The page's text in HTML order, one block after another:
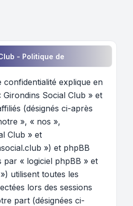
- Politique de
confidentialité explique en
Girondins Social Club » et
(désignés ci-après
», « nos »,
Club » et
») et phpBB
par « logiciel phpBB » et
utilisent toutes les
lors des sessions
part (désignées ci-